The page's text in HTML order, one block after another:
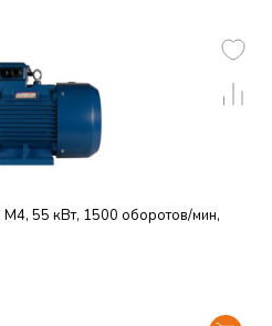
55 кВт, 1500 оборотов/мин,